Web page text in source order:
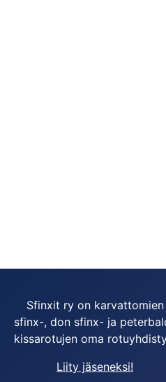
Sfinxit ry on karvattomien
sfinx-, don sfinx- ja
kissarotujen oma
Liity jäseneksi!